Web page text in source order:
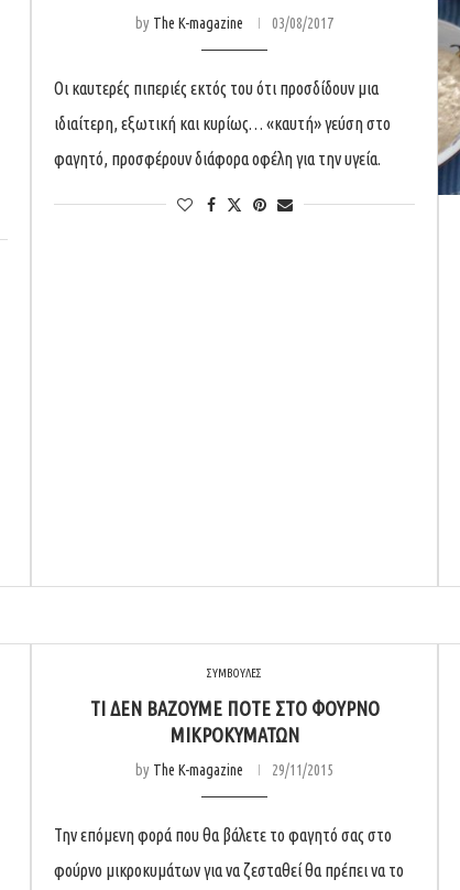
by The K-magazine 03/08/2017
Οι καυτερές πιπεριές εκτός του ότι προσδίδουν μια
ιδιαίτερη, εξωτική και κυρίως… «καυτή» γεύση στο
φαγητό, προσφέρουν διάφορα οφέλη για την υγεία.
ΣΥΜΒΟΥΛΕΣ
ΤΙ ΔΕΝ ΒΆΖΟΥΜΕ ΠΟΤΕ ΣΤΟ ΦΟΎΡΝΟ
ΜΙΚΡΟΚΥΜΆΤΩΝ
by The K-magazine 29/11/2015
Την επόμενη φορά που θα βάλετε το φαγητό σας στο
φούρνο μικροκυμάτων για να ζεσταθεί θα πρέπει να το